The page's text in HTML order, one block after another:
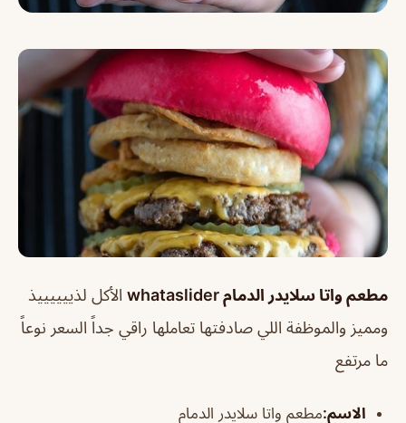
مطعم واتا سلايدر الدمام whataslider
الأكل لذييييييذ
ومميز والموظفة اللي صادفتها تعاملها راقي جداً السعر نوعاً
ما مرتفع
الاسم:مطعم واتا سلايدر الدمام